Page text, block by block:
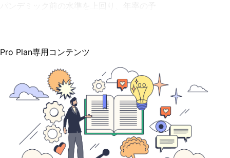
パンデミック前の水準を上回り、年率の予
Pro Plan専用コンテンツ